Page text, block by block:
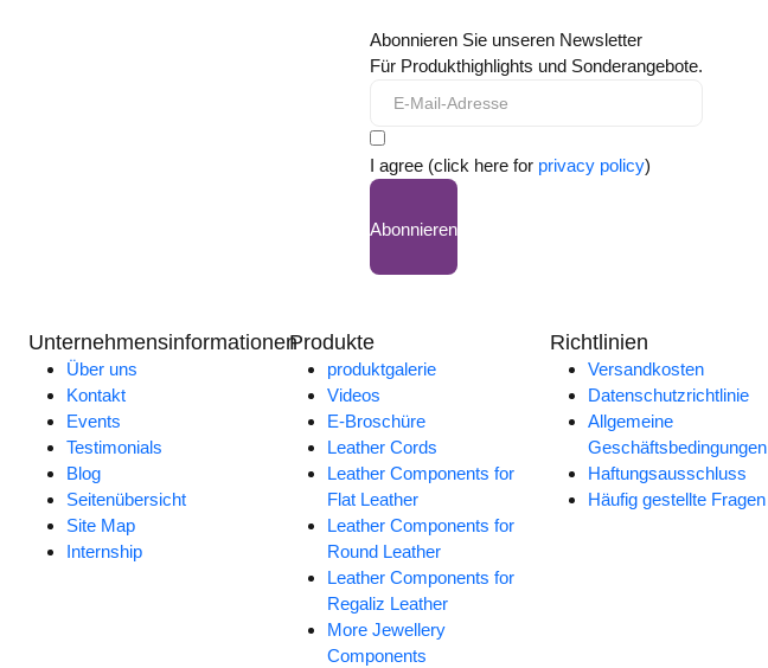
Abonnieren Sie unseren Newsletter
Für Produkthighlights und Sonderangebote.
I agree (click here for privacy policy)
Abonnieren
Unternehmensinformationen
Über uns
Kontakt
Events
Testimonials
Blog
Seitenübersicht
Site Map
Internship
Produkte
produktgalerie
Videos
E-Broschüre
Leather Cords
Leather Components for
Flat Leather
Leather Components for
Round Leather
Leather Components for
Regaliz Leather
More Jewellery
Components
Richtlinien
Versandkosten
Datenschutzrichtlinie
Allgemeine
Geschäftsbedingungen
Haftungsausschluss
Häufig gestellte Fragen